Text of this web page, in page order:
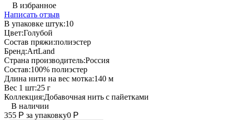
В избранное
Написать отзыв
В упаковке штук:10
Цвет:Голубой
Состав пряжи:полиэстер
Бренд:ArtLand
Страна производитель:Россия
Состав:100% полиэстер
Длина нити на вес мотка:140 м
Вес 1 шт:25 г
Коллекция:Добавочная нить с пайетками
В наличии
355 Р за упаковку0 Р